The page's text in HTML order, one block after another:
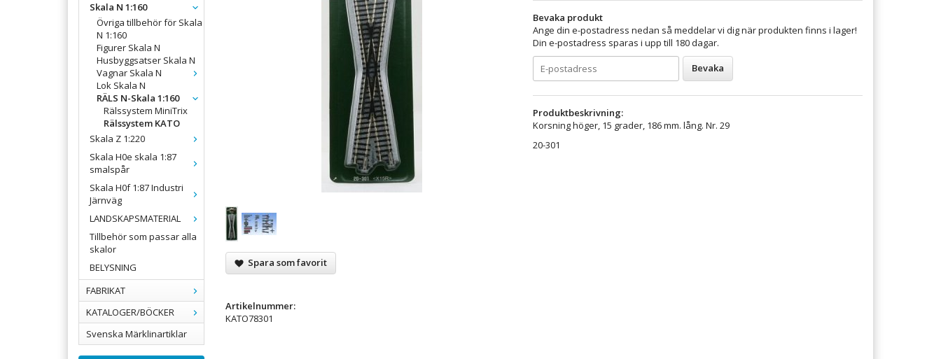
Skala N 1:160
Övriga tillbehör för Skala
N 1:160
Figurer Skala N
Husbyggsatser Skala N
Vagnar Skala N
Lok Skala N
RÄLS N-Skala 1:160
Rälssystem MiniTrix
Rälssystem KATO
Skala Z 1:220
Skala H0e skala 1:87
smalspår
Skala H0f 1:87 Industri
Järnväg
LANDSKAPSMATERIAL
Tillbehör som passar alla
skalor
BELYSNING
FABRIKAT
KATALOGER/BÖCKER
Svenska Märklinartiklar
Bevaka produkt
Ange din e-postadress nedan så meddelar vi dig när produkten finns i lager!
Din e-postadress sparas i upp till 180 dagar.
Bevaka
Produktbeskrivning:
Korsning höger, 15 grader, 186 mm. lång. Nr. 29
20-301
Spara som favorit
Artikelnummer:
KATO78301